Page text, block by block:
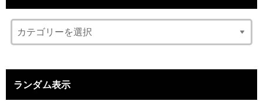
ランダム表示